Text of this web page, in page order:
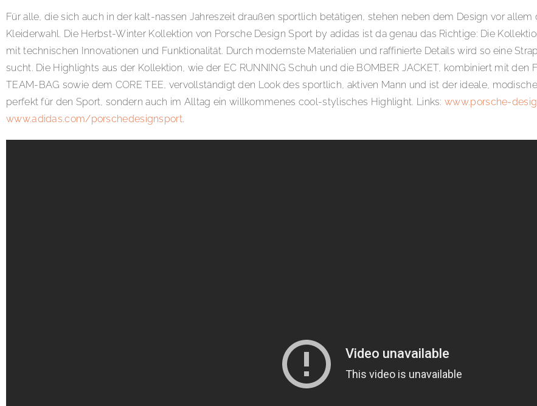
Für alle, die sich auch in der kalt-nassen Jahreszeit draußen sportlich betätigen, stehen neben dem Design vor
Kleiderwahl. Die Herbst-Winter Kollektion von Porsche Design Sport by adidas ist da genau das Richtige: Die
mit technischen Innovationen und Funktionalität. Durch modernste Materialien und raffinierte Details wird so eine
sucht. Die Highlights aus der Kollektion, wie der EC RUNNING Schuh und die BOMBER JACKET, kombiniert mit den
TEAM-BAG sowie dem CORE TEE, vervollständigt den Look des sportlich, aktiven Mann und ist der ideale,
perfekt für den Sport, sondern auch im Alltag ein willkommenes cool-stylisches Highlight. Links:www.porsche-
www.adidas.com/porschedesignsport.